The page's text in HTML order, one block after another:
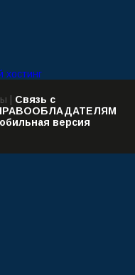
| Связь с
ПРАВООБЛАДАТЕЛЯМ
версия